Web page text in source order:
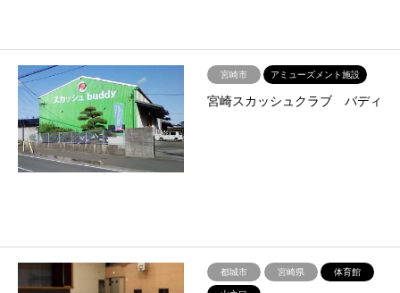
宮崎市 アミューズメント施設
宮崎スカッシュクラブ バディ
都城市 宮崎県
体育館